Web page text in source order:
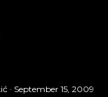
September 15, 2009